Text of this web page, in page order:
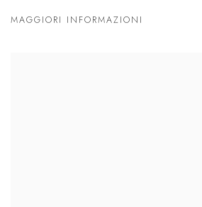
MAGGIORI INFORMAZIONI